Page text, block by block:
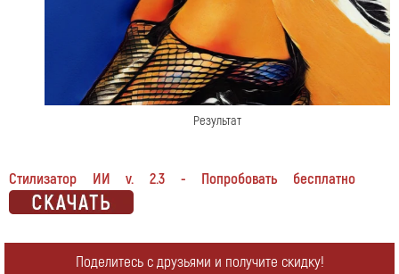
Результат
Стилизатор ИИ v. 2.3 - Попробовать бесплатно
Поделитесь с друзьями и получите скидку!